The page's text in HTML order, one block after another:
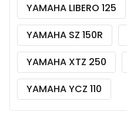
YAMAHA LIBERO 125
YAMAHA SZ 150R
YAMAHA XTZ 250
YAMAHA YCZ 110